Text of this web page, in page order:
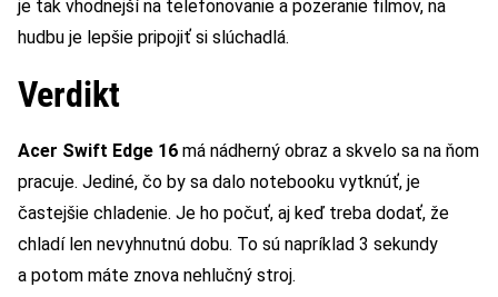
je tak vhodnejší na telefonovanie a pozeranie filmov, na
hudbu je lepšie pripojiť si slúchadlá.
Verdikt
Acer Swift Edge 16 má nádherný obraz a skvelo sa na ňom
pracuje. Jediné, čo by sa dalo notebooku vytknúť, je
častejšie chladenie. Je ho počuť, aj keď treba dodať, že
chladí len nevyhnutnú dobu. To sú napríklad 3 sekundy
a potom máte znova nehlučný stroj.